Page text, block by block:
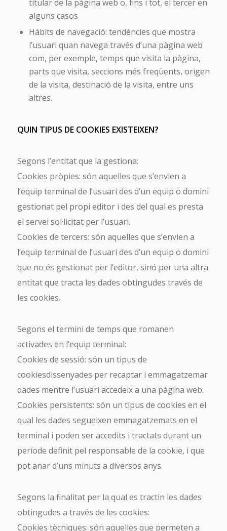
titular de la pàgina web o, fins i tot, el tercer en
alguns casos
Hàbits de navegació: tendències que mostra
l’usuari quan navega través d’una pàgina web
com, per exemple, temps que visita la pàgina,
parts que visita, seccions més freqüents, origen
de la visita, destinació de la visita, entre uns
altres.
QUIN TIPUS DE COOKIES EXISTEIXEN?
Segons l’entitat que la gestiona:
Cookies pròpies: són aquelles que s’envien a
l’equip terminal de l’usuari des d’un equip o domini
gestionat pel propi editor i des del qual es presta
el servei sol·licitat per l’usuari.
Cookies de tercers: són aquelles que s’envien a
l’equip terminal de l’usuari des d’un equip o domini
que no és gestionat per l’editor, sinó per una altra
entitat que tracta les dades obtingudes través de
les cookies.
Segons el termini de temps que romanen
activades en l’equip terminal:
Cookies de sessió: són un tipus de
cookiesdissenyades per recaptar i emmagatzemar
dades mentre l’usuari accedeix a una pàgina web.
Cookies persistents: són un tipus de cookies en el
qual les dades segueixen emmagatzemats en el
terminal i poden ser accedits i tractats durant un
període definit pel responsable de la cookie, i que
pot anar d’uns minuts a diversos anys.
Segons la finalitat per la qual es tractin les dades
obtingudes a través de les cookies:
Cookies tècniques: són aquelles que permeten a